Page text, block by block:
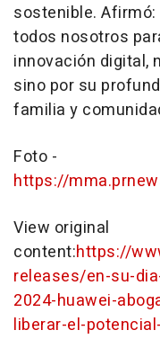
sostenible.
todos nosotros
innovación digital,
sino por su
familia y
Foto -
https://
View original
content:https://
releases/en-su-
2024-huawei-
liberar-el-